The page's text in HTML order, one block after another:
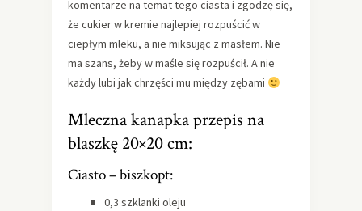
komentarze na temat tego ciasta i zgodzę się,
że cukier w kremie najlepiej rozpuścić w
ciepłym mleku, a nie miksując z masłem. Nie
ma szans, żeby w maśle się rozpuścił. A nie
każdy lubi jak chrzęści mu między zębami
Mleczna kanapka przepis na
blaszkę 20×20 cm:
Ciasto – biszkopt:
0,3 szklanki oleju